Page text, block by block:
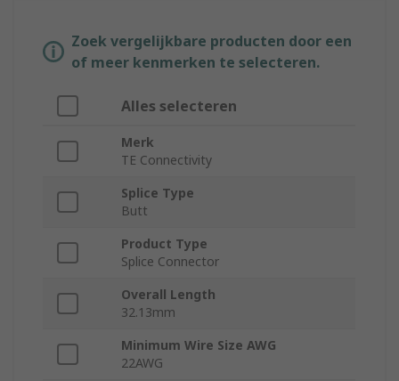
Zoek vergelijkbare producten door een
of meer kenmerken te selecteren.
Alles selecteren
Merk
TE Connectivity
Splice Type
Butt
Product Type
Splice Connector
Overall Length
32.13mm
Minimum Wire Size AWG
22AWG